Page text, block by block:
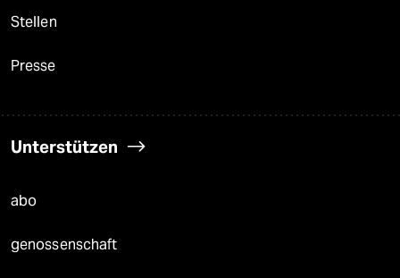
Stellen
Presse
Unterstützen
abo
genossenschaft